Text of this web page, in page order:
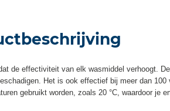
de effectiviteit van elk wasmiddel verhoogt.
Het is ook effectief bij meer dan
gebruikt worden, zoals 20 °C, waardoor je